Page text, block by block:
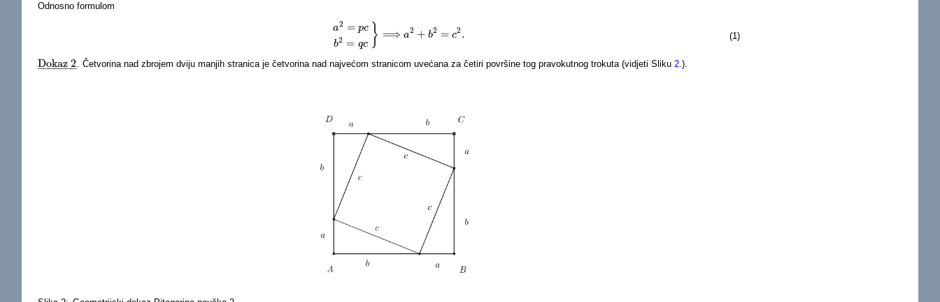
Odnosno formulom
(1)
a2 = pc
b2 = qc } ⟹ a2 + b2 = c2 .
=p 2 =qc}⟹a 2+b2= c2 .
Dokaz 2
− −
−−−−−
Dokaz 2_. Četvorina nad zbrojem dviju manjih stranica je četvorina nad najvećom stranicom uvećana za četiri površine tog pravokutnog trokuta (vidjeti Sliku2.).